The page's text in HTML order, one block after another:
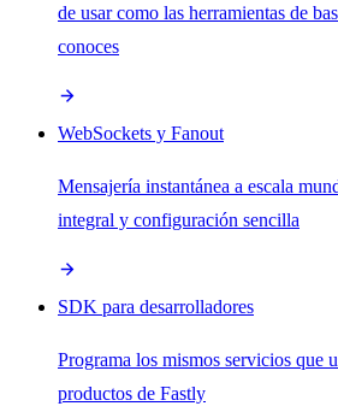
de usar como las herramientas de
conoces
WebSockets y Fanout
Mensajería instantánea a escala
integral y configuración sencilla
SDK para desarrolladores
Programa los mismos servicios que
productos de Fastly